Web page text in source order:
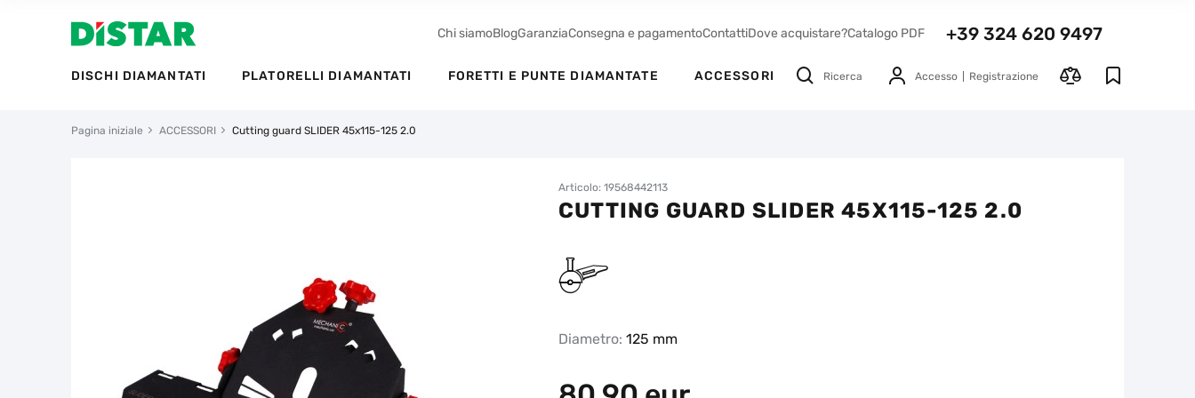
Chi siamoBlogGaranziaConsegna e pagamentoContattiDove acquistare?Catalogo PDF +39 324 620 9497
DISCHI DIAMANTATI PLATORELLI DIAMANTATI FORETTI E PUNTE DIAMANTATE ACCESSORI Ricerca Accesso Registrazione
Pagina iniziale ACCESSORI Cutting guard SLIDER 45x115-125 2.0
Articolo: 19568442113
CUTTING GUARD SLIDER 45X115-125 2.0
Diametro: 125 mm